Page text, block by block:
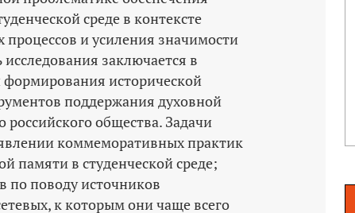
среде в контексте
и усиления значимости
заключается в
исторической
поддержания духовной
российского общества. Задачи
коммеморативных практик
памяти в студенческой среде;
по поводу источников
к которым они чаще всего